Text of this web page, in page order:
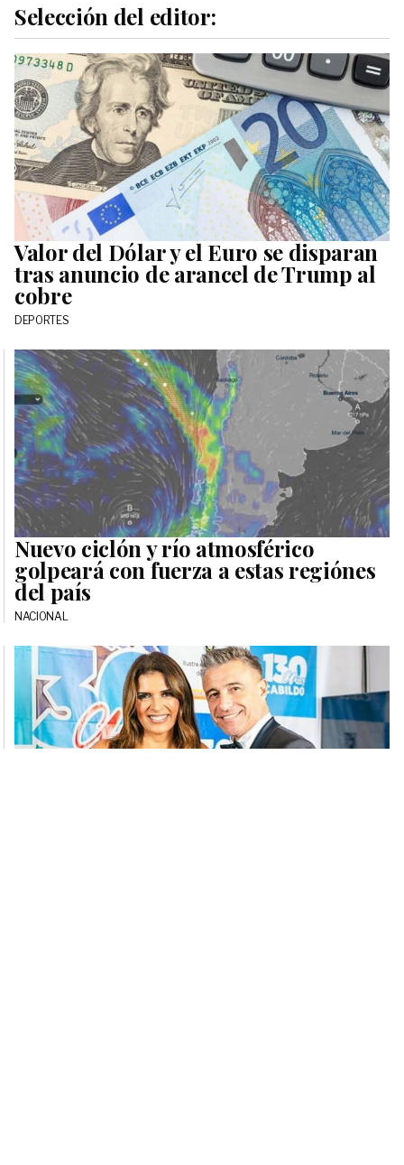
Selección del editor:
Valor del Dólar y el Euro se disparan
tras anuncio de arancel de Trump al
cobre
DEPORTES
Nuevo ciclón y río atmosférico
golpeará con fuerza a estas regiónes
del país
NACIONAL